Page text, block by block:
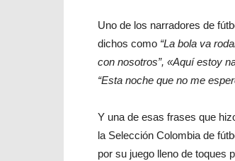
Uno de los narradores de
dichos como “La bola va
con nosotros”, «Aquí estoy
“Esta noche que no me
Y una de esas frases que
la Selección Colombia de
por su juego lleno de toques